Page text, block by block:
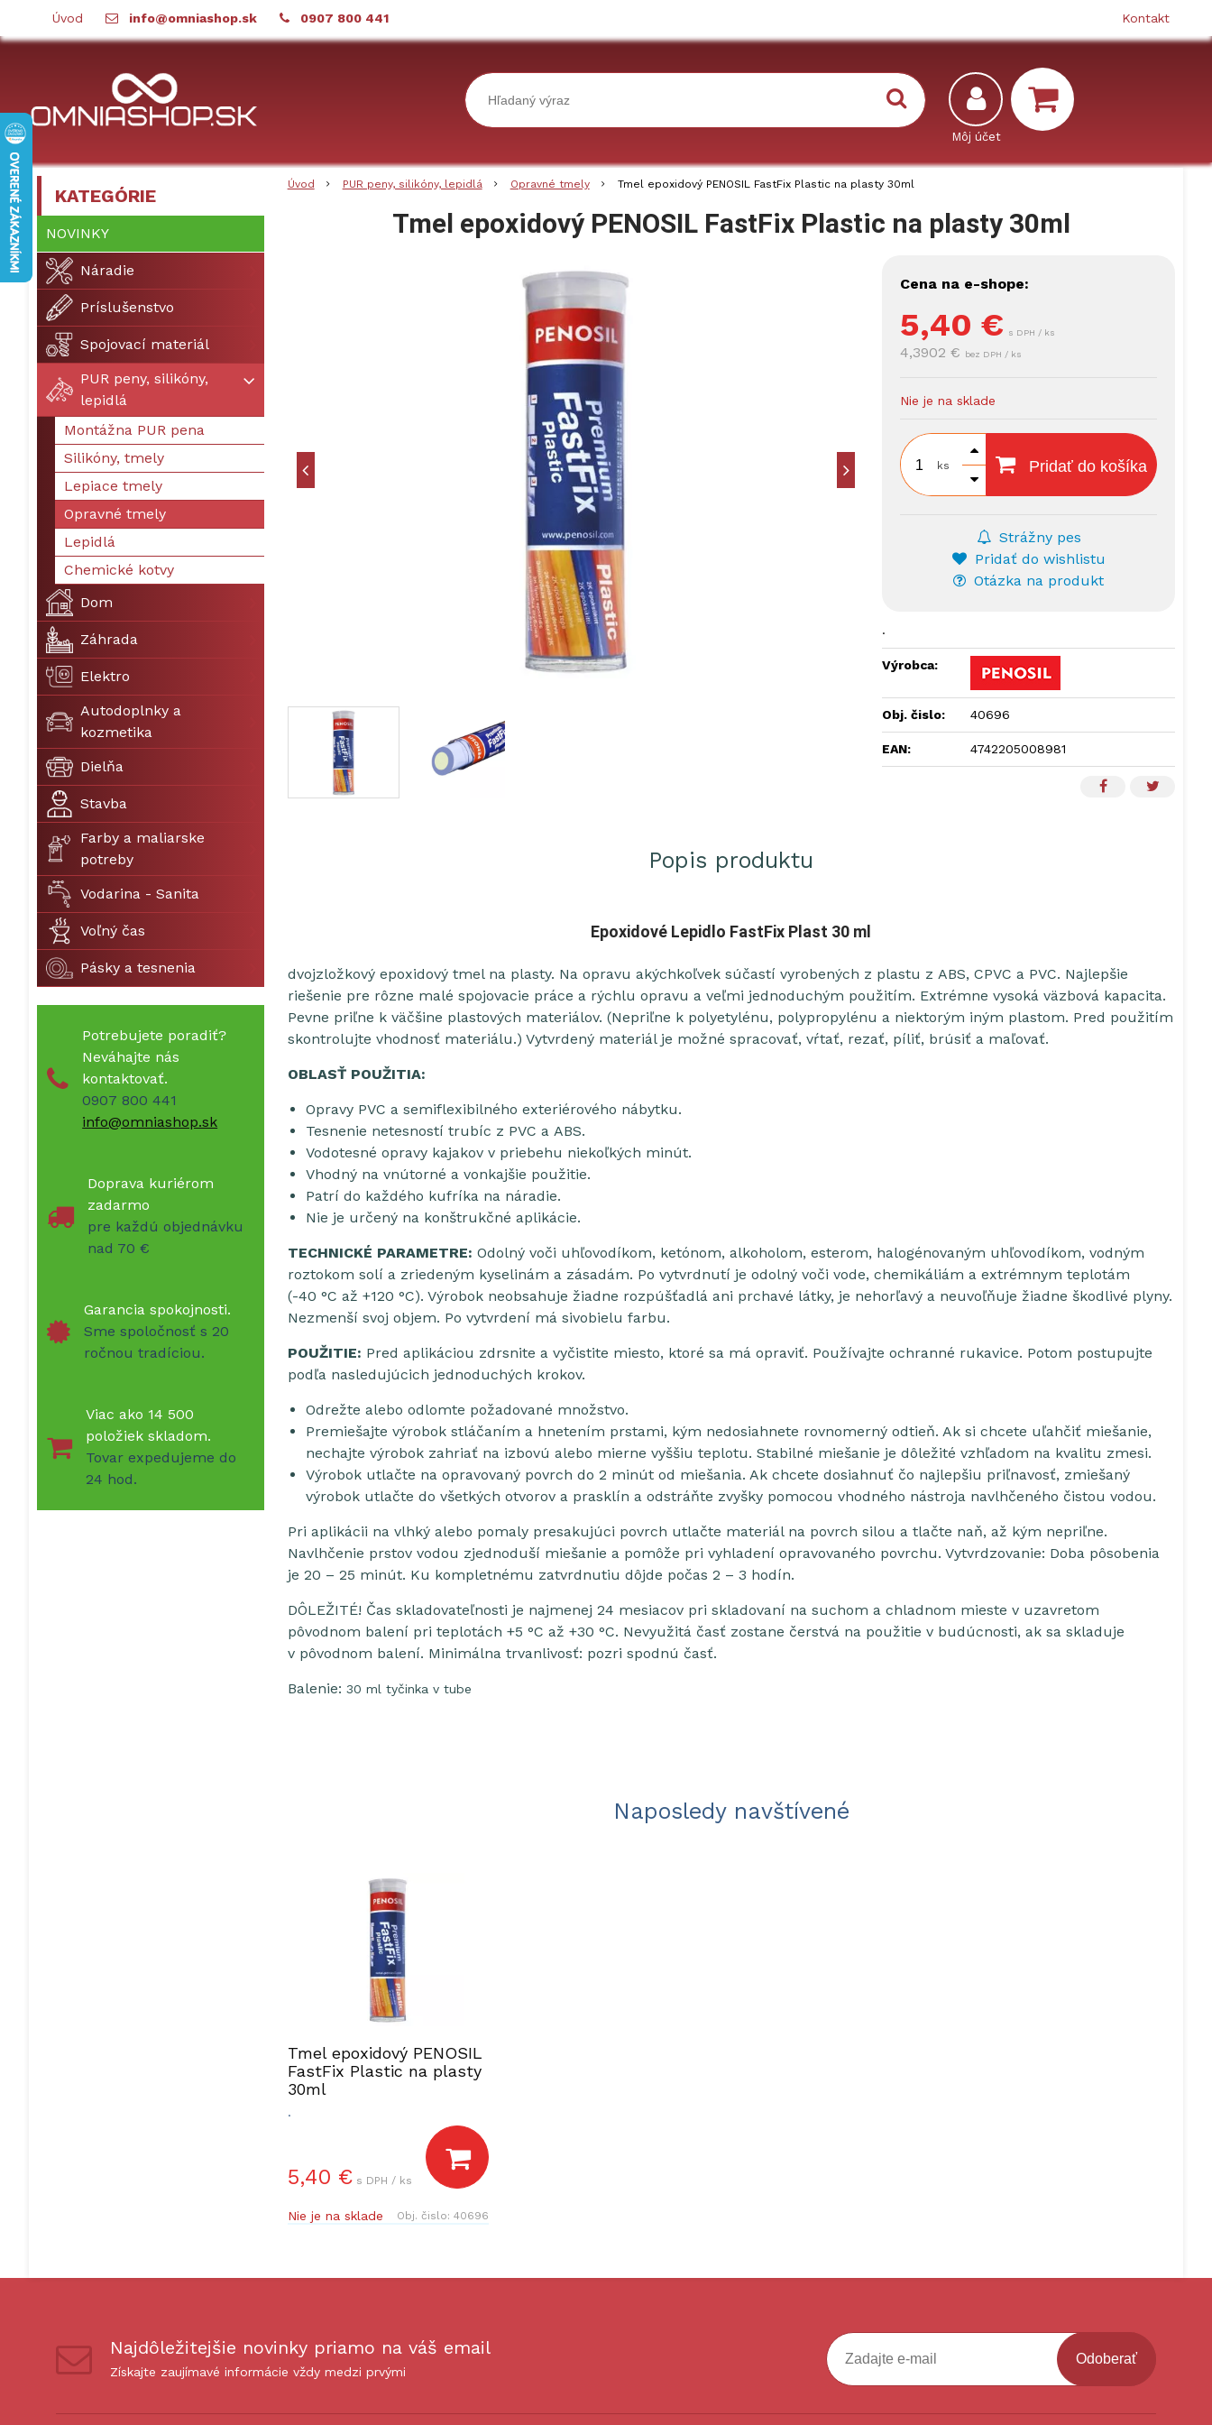
Úvod info@omniashop.sk 0907 800 441 Kontakt
Úvod PUR peny, silikóny, lepidlá Opravné tmely Tmel epoxidový PENOSIL FastFix Plastic na plasty 30ml
Tmel epoxidový PENOSIL FastFix Plastic na plasty 30ml
Cena na e-shope:
5,40 € s DPH / ks
4,3902 € bez DPH / ks
Nie je na sklade
ks Pridať do košíka
Strážny pes
Pridať do wishlistu
Otázka na produkt
.
Výrobca:
Obj. čislo: 40696
EAN: 4742205008981
Popis produktu
Epoxidové Lepidlo FastFix Plast 30 ml
dvojzložkový epoxidový tmel na plasty. Na opravu akýchkoľvek súčastí vyrobených z plastu z ABS, CPVC a PVC. Najlepšie
riešenie pre rôzne malé spojovacie práce a rýchlu opravu a veľmi jednoduchým použitím. Extrémne vysoká väzbová kapacita.
Pevne priľne k väčšine plastových materiálov. (Nepriľne k polyetylénu, polypropylénu a niektorým iným plastom. Pred použitím
skontrolujte vhodnosť materiálu.) Vytvrdený materiál je možné spracovať, vŕtať, rezať, píliť, brúsiť a maľovať.
OBLASŤ POUŽITIA:
Opravy PVC a semiflexibilného exteriérového nábytku.
Tesnenie netesností trubíc z PVC a ABS.
Vodotesné opravy kajakov v priebehu niekoľkých minút.
Vhodný na vnútorné a vonkajšie použitie.
Patrí do každého kufríka na náradie.
Nie je určený na konštrukčné aplikácie.
TECHNICKÉ PARAMETRE: Odolný voči uhľovodíkom, ketónom, alkoholom, esterom, halogénovaným uhľovodíkom, vodným
roztokom solí a zriedeným kyselinám a zásadám. Po vytvrdnutí je odolný voči vode, chemikáliám a extrémnym teplotám
(-40 °C až +120 °C). Výrobok neobsahuje žiadne rozpúšťadlá ani prchavé látky, je nehorľavý a neuvoľňuje žiadne škodlivé plyny.
Nezmenší svoj objem. Po vytvrdení má sivobielu farbu.
POUŽITIE: Pred aplikáciou zdrsnite a vyčistite miesto, ktoré sa má opraviť. Používajte ochranné rukavice. Potom postupujte
podľa nasledujúcich jednoduchých krokov.
Odrežte alebo odlomte požadované množstvo.
Premiešajte výrobok stláčaním a hnetením prstami, kým nedosiahnete rovnomerný odtieň. Ak si chcete uľahčiť miešanie,
nechajte výrobok zahriať na izbovú alebo mierne vyššiu teplotu. Stabilné miešanie je dôležité vzhľadom na kvalitu zmesi.
Výrobok utlačte na opravovaný povrch do 2 minút od miešania. Ak chcete dosiahnuť čo najlepšiu priľnavosť, zmiešaný
výrobok utlačte do všetkých otvorov a prasklín a odstráňte zvyšky pomocou vhodného nástroja navlhčeného čistou vodou.
Pri aplikácii na vlhký alebo pomaly presakujúci povrch utlačte materiál na povrch silou a tlačte naň, až kým nepriľne.
Navlhčenie prstov vodou zjednoduší miešanie a pomôže pri vyhladení opravovaného povrchu. Vytvrdzovanie: Doba pôsobenia
je 20 – 25 minút. Ku kompletnému zatvrdnutiu dôjde počas 2 – 3 hodín.
DÔLEŽITÉ! Čas skladovateľnosti je najmenej 24 mesiacov pri skladovaní na suchom a chladnom mieste v uzavretom
pôvodnom balení pri teplotách +5 °C až +30 °C. Nevyužitá časť zostane čerstvá na použitie v budúcnosti, ak sa skladuje
v pôvodnom balení. Minimálna trvanlivosť: pozri spodnú časť.
Balenie: 30 ml tyčinka v tube
Naposledy navštívené
Tmel epoxidový PENOSIL
FastFix Plastic na plasty
30ml
.
5,40 € s DPH / ks
Nie je na sklade Obj. čislo:40696
KATEGÓRIE
NOVINKY
Náradie
Príslušenstvo
Spojovací materiál
PUR peny, silikóny,
lepidlá
Montážna PUR pena
Silikóny, tmely
Lepiace tmely
Opravné tmely
Lepidlá
Chemické kotvy
Dom
Záhrada
Elektro
Autodoplnky a
kozmetika
Dielňa
Stavba
Farby a maliarske
potreby
Vodarina - Sanita
Voľný čas
Pásky a tesnenia
Potrebujete poradiť?
Neváhajte nás
kontaktovať.
0907 800 441
info@omniashop.sk
Doprava kuriérom
zadarmo
pre každú objednávku
nad 70 €
Garancia spokojnosti.
Sme spoločnosť s 20
ročnou tradíciou.
Viac ako 14 500
položiek skladom.
Tovar expedujeme do
24 hod.
Najdôležitejšie novinky priamo na váš email
Získajte zaujímavé informácie vždy medzi prvými
Odoberať